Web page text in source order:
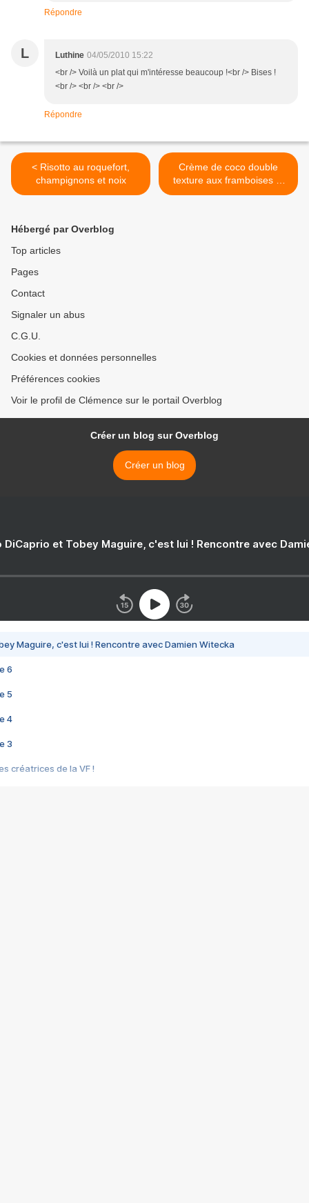
Répondre
L Luthine 04/05/2010 15:22
<br /> Voilà un plat qui m'intéresse beaucoup !<br /> Bises !
<br /> <br /> <br />
Répondre
< Risotto au roquefort,
champignons et noix
Crème de coco double
texture aux framboises et
chocolat au lait >
Hébergé par Overblog
Top articles
Pages
Contact
Signaler un abus
C.G.U.
Cookies et données personnelles
Préférences cookies
Voir le profil de Clémence sur le portail Overblog
Créer un blog sur Overblog
Créer un blog
DiCaprio et Tobey Maguire, c'est lui ! Rencontre avec
Maguire, c'est lui ! Rencontre avec Damien Witecka
6
5
4
3
créatrices de la VF !